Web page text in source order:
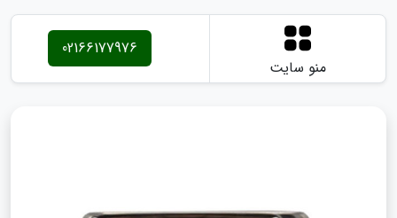
منو سایت
02166177976